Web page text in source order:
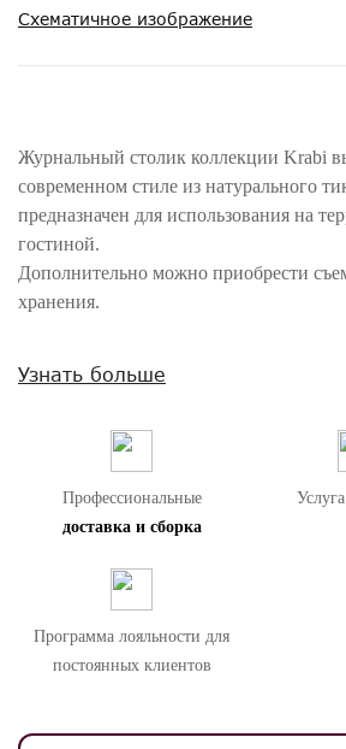
Схематичное изображение
Журнальный столик коллекции Krabi
современном стиле из натурального
предназначен для использования на
гостиной.
Дополнительно можно приобрести
хранения.
особенностей цветопередачи различных мониторов.
Узнать больше
Профессиональные
доставка и сборка
Программа лояльности для
постоянных клиентов